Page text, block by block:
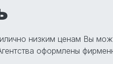
низким ценам Вы
оформлены